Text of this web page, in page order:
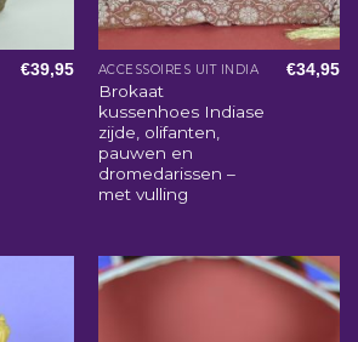
€39,95 ACCESSOIRES UIT INDIA
Brokaat
kussenhoes Indiase
zijde, olifanten,
pauwen en
dromedarissen –
met vulling
€34,95